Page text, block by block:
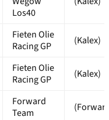
Los40
Fieten Olie
Racing GP
(Kalex)
Fieten Olie
Racing GP
(Kalex)
Forward
Team